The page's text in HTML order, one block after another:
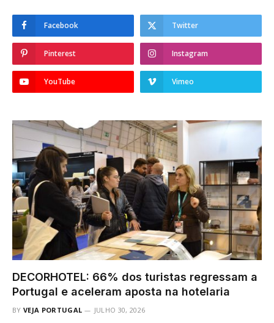
Facebook Twitter
Pinterest Instagram
YouTube Vimeo
DECORHOTEL: 66% dos turistas regressam a
Portugal e aceleram aposta na hotelaria
BY VEJA PORTUGAL JULHO 30, 2026